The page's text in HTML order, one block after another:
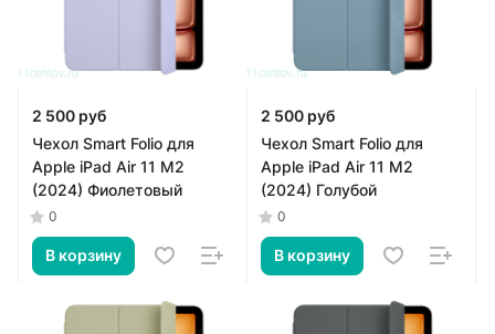
2 500 руб
Чехол Smart Folio для
Apple iPad Air 11 M2
(2024) Фиолетовый
0
В корзину
2 500 руб
Чехол Smart Folio для
Apple iPad Air 11 M2
(2024) Голубой
0
В корзину